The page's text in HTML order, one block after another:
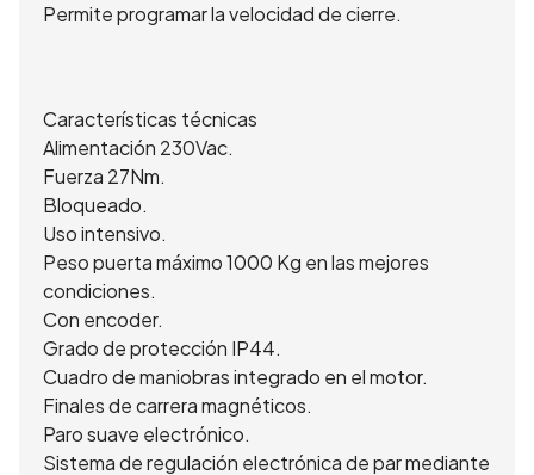
Permite programar la velocidad de cierre.
Características técnicas
Alimentación 230Vac.
Fuerza 27Nm.
Bloqueado.
Uso intensivo.
Peso puerta máximo 1000 Kg en las mejores
condiciones.
Con encoder.
Grado de protección IP44.
Cuadro de maniobras integrado en el motor.
Finales de carrera magnéticos.
Paro suave electrónico.
Sistema de regulación electrónica de par mediante